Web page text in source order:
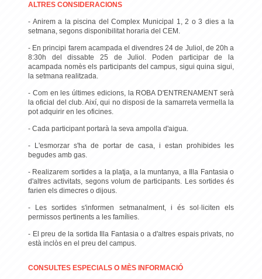
ALTRES CONSIDERACIONS
- Anirem a la piscina del Complex Municipal 1, 2 o 3 dies a la
setmana, segons disponibilitat horaria del CEM.
- En principi farem acampada el divendres 24 de Juliol, de 20h a
8:30h del dissabte 25 de Juliol. Poden participar de la
acampada nomès els participants del campus, sigui quina sigui,
la setmana realitzada.
- Com en les últimes edicions, la ROBA D'ENTRENAMENT serà
la oficial del club. Així, qui no disposi de la samarreta vermella la
pot adquirir en les oficines.
- Cada participant portarà la seva ampolla d'aigua.
- L'esmorzar s'ha de portar de casa, i estan prohibides les
begudes amb gas.
- Realizarem sortides a la platja, a la muntanya, a Illa Fantasia o
d'altres activitats, segons volum de participants. Les sortides és
farien els dimecres o dijous.
- Les sortides s'informen setmanalment, i és sol·liciten els
permissos pertinents a les famílies.
- El preu de la sortida Illa Fantasia o a d'altres espais privats, no
està inclòs en el preu del campus.
CONSULTES ESPECIALS O MÈS INFORMACIÓ